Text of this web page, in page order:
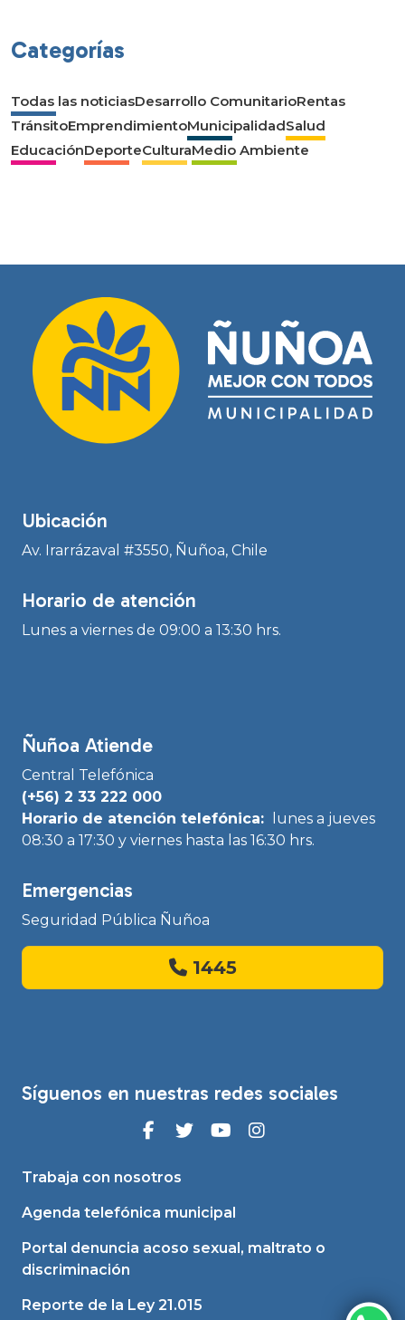
Categorías
Todas las noticiasDesarrollo ComunitarioRentas
TránsitoEmprendimientoMunicipalidadSalud
EducaciónDeporteCulturaMedio Ambiente
Ubicación
Av. Irarrázaval #3550, Ñuñoa, Chile
Horario de atención
Lunes a viernes de 09:00 a 13:30 hrs.
Ñuñoa Atiende
Central Telefónica
(+56) 2 33 222 000
Horario de atención telefónica:
lunes a jueves
08:30 a 17:30 y viernes hasta las 16:30 hrs.
Emergencias
Seguridad Pública Ñuñoa
1445
Síguenos en nuestras redes sociales
Trabaja con nosotros
Agenda telefónica municipal
Portal denuncia acoso sexual, maltrato o
discriminación
Reporte de la Ley 21.015